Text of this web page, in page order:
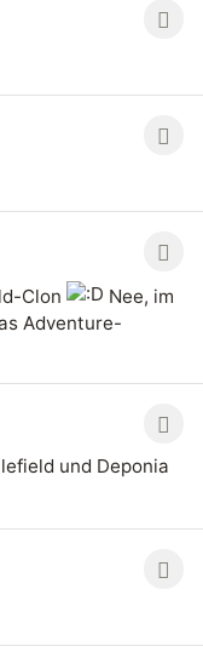
Clon
Nee, im
Adventure-
und Deponia